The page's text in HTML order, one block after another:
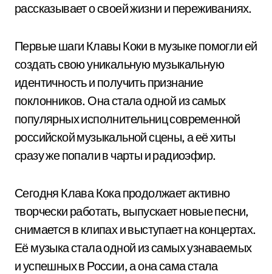
рассказывает о своей жизни и переживаниях.
Первые шаги Клавы Коки в музыке помогли ей
создать свою уникальную музыкальную
идентичность и получить признание
поклонников. Она стала одной из самых
популярных исполнительниц современной
российской музыкальной сцены, а её хиты
сразу же попали в чарты и радиоэфир.
Сегодня Клава Кока продолжает активно
творчески работать, выпускает новые песни,
снимается в клипах и выступает на концертах.
Её музыка стала одной из самых узнаваемых
и успешных в России, а она сама стала